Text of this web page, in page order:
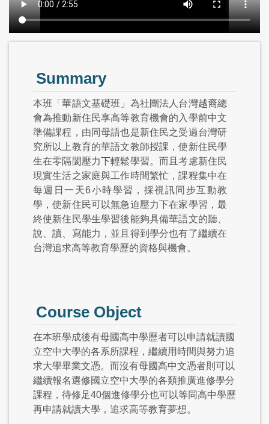
Summary
本班「華語文基礎班」為社團法人台灣越裔總
會為推動新住民享高等教育機會的入學前中文
準備課程，由同母語也是新住民之受過台灣研
究所以上教育的華語文教師授課，使新住民學
生在零隔閡壓力下輕鬆學習。而且考慮新住民
現實生活之家庭與工作時間繁忙，課程集中在
每週日一天6小時學習，採視訊同步互動教
學，使新住民可以無急迫壓力下在家學習，最
終使新住民學生學習後能夠具備華語文的聽、
說、讀、寫能力，並且得到學分也有了繼續在
台灣追求高等教育學歷的資格與機會。
Course Object
在本班學成後有母國高中學歷者可以申請就讀國
立空中大學的各系所課程，繼續用時間與努力追
求大學畢業文憑。而沒有母國高中文憑者則可以
繼續報名選修國立空中大學的各類推廣進修學分
課程，待修足40個進修學分也可以等同高中學歷
再申請就讀大學，追求高等教育夢想。